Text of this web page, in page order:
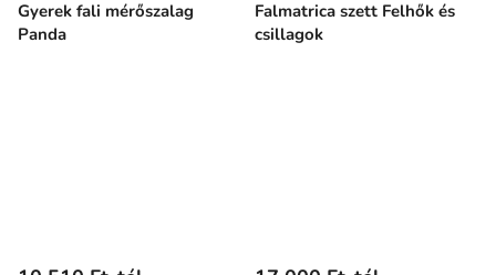
Gyerek fali mérőszalag
Panda
Falmatrica szett Felhők és
csillagok